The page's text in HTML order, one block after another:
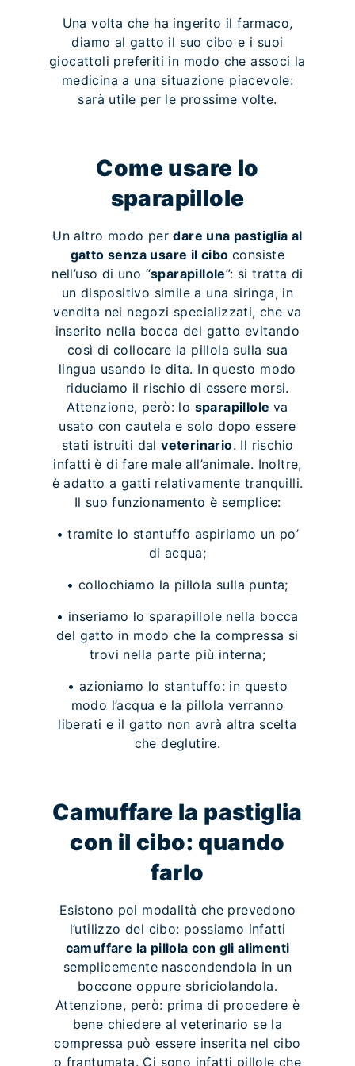
Una volta che ha ingerito il farmaco,
diamo al gatto il suo cibo e i suoi
giocattoli preferiti in modo che associ la
medicina a una situazione piacevole:
sarà utile per le prossime volte.
Come usare lo
sparapillole
Un altro modo perdare una pastiglia al
gatto senza usare il ciboconsiste
nell’uso di uno “sparapillole”: si tratta di
un dispositivo simile a una siringa, in
vendita nei negozi specializzati, che va
inserito nella bocca del gatto evitando
così di collocare la pillola sulla sua
lingua usando le dita. In questo modo
riduciamo il rischio di essere morsi.
Attenzione, però: lo sparapillole va
usato con cautela e solo dopo essere
stati istruiti dalveterinario. Il rischio
infatti è di fare male all’animale. Inoltre,
è adatto a gatti relativamente tranquilli.
Il suo funzionamento è semplice:
• tramite lo stantuffo aspiriamo un po’
di acqua;
• collochiamo la pillola sulla punta;
• inseriamo lo sparapillole nella bocca
del gatto in modo che la compressa si
trovi nella parte più interna;
• azioniamo lo stantuffo: in questo
modo l’acqua e la pillola verranno
liberati e il gatto non avrà altra scelta
che deglutire.
Camuffare la pastiglia
con il cibo: quando
farlo
Esistono poi modalità che prevedono
l’utilizzo del cibo: possiamo infatti
camuffare la pillola con gli alimenti
semplicemente nascondendola in un
boccone oppure sbriciolandola.
Attenzione, però: prima di procedere è
bene chiedere al veterinario se la
compressa può essere inserita nel cibo
o frantumata. Ci sono infatti pillole che